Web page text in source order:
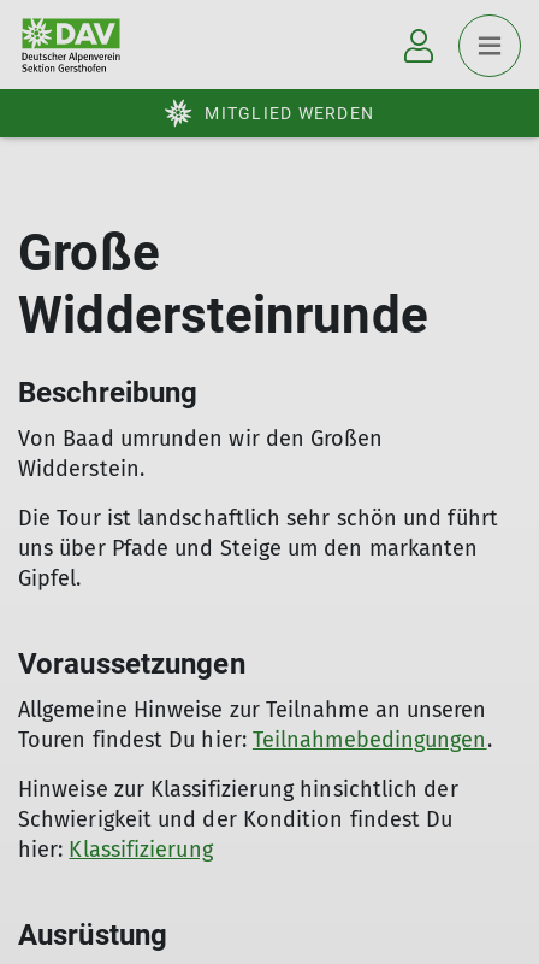
MITGLIED WERDEN
Große
Widdersteinrunde
Beschreibung
Von Baad umrunden wir den Großen
Widderstein.
Die Tour ist landschaftlich sehr schön und führt
uns über Pfade und Steige um den markanten
Gipfel.
Voraussetzungen
Allgemeine Hinweise zur Teilnahme an unseren
Touren findest Du hier: Teilnahmebedingungen.
Hinweise zur Klassifizierung hinsichtlich der
Schwierigkeit und der Kondition findest Du
hier: Klassifizierung
Ausrüstung